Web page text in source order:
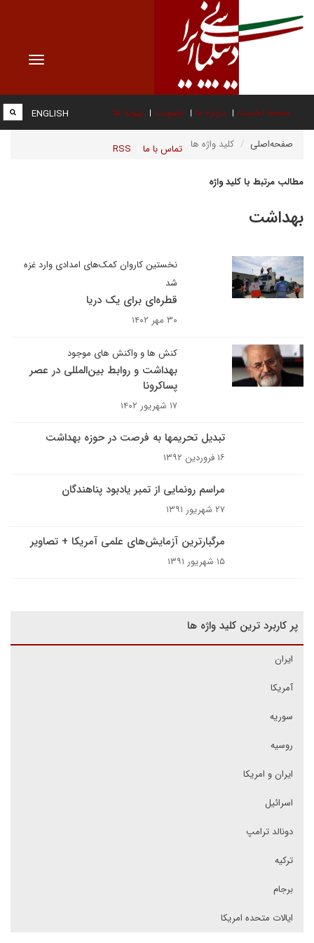
Toggle
صفحه نخست درباره ما عضویت پیوند ها
تماس با ما RSS
ENGLISH
صفحه‌اصلی کلید واژه ها
مطالب مرتبط با کلید واژه
بهداشت
نخستین کاروان کمک‌های امدادی وارد غزه
شد
قطره‌ای برای یک دریا
۳۰ مهر ۱۴۰۲
کنش ها و واکنش های موجود
بهداشت و روابط بین‌المللی در عصر
پساکرونا
۱۷ شهریور ۱۴۰۲
تبدیل تحریمها به فرصت در حوزه بهداشت
۱۶ فروردین ۱۳۹۲
مراسم رونمایی از تمبر یادبود پناهندگان
۲۷ شهریور ۱۳۹۱
مرگبارترین آزمایش‌های علمی آمریکا + تصاویر
۱۵ شهریور ۱۳۹۱
پر کاربرد ترین کلید واژه ها
ایران
آمریکا
سوریه
روسیه
ایران و امریکا
اسرائیل
دونالد ترامپ
ترکیه
برجام
ایالات متحده امریکا